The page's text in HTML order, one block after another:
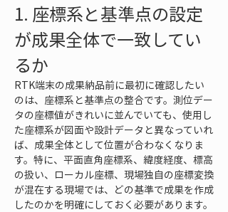
1. 座標系と基準点の設定
が成果全体で一致してい
るか
RTK端末の成果納品前に最初に確認したい
のは、座標系と基準点の整合です。測位デー
タの座標値がきれいに並んでいても、使用し
た座標系が図面や設計データと異なっていれ
ば、成果全体として位置が合わなくなりま
す。特に、平面直角座標系、緯度経度、標高
の扱い、ローカル座標、現場独自の座標変換
が混在する現場では、どの基準で成果を作成
したのかを明確にしておく必要があります。